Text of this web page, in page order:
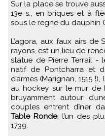
Sur la place se trouve
13e s., en briques et à
sous le règne du dauphin
L’agora, aux faux airs
rayons, est un lieu de
statue de Pierre Terrail -
natif de Pontcharra et
d’armes (Marignan, 1515
au hockey sur le mur de
bruyamment autour
couples entrent dîner
Table Ronde, l’un des
1739.